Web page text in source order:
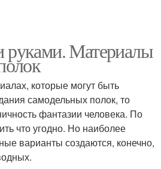
руками. Материалы
которые могут быть
самодельных полок, то
фантазии человека. По
что угодно. Но наиболее
варианты создаются, конечно,